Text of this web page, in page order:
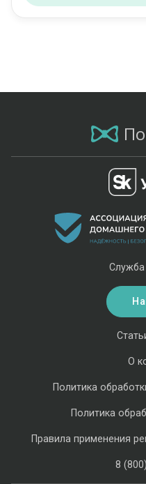
О
Политика
Политика
Правила применения
8